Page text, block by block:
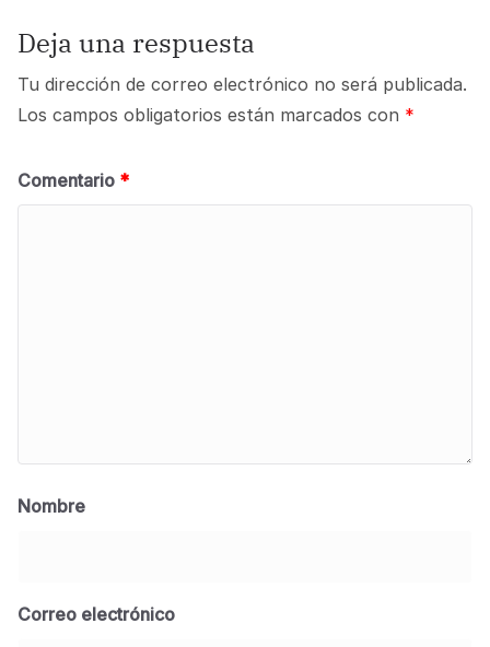
Deja una respuesta
Tu dirección de correo electrónico no será publicada.
Los campos obligatorios están marcados con *
Comentario *
Nombre
Correo electrónico